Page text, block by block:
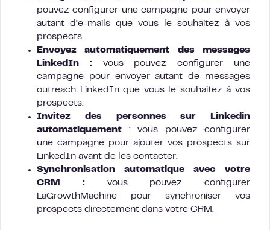
pouvez configurer une campagne pour envoyer
autant d’e-mails que vous le souhaitez à vos
prospects.
Envoyez automatiquement des messages
LinkedIn :vous pouvez configurer une
campagne pour envoyer autant de messages
outreach LinkedIn que vous le souhaitez à vos
prospects.
Invitez des personnes sur Linkedin
automatiquement : vous pouvez configurer
une campagne pour ajouter vos prospects sur
LinkedIn avant de les contacter.
Synchronisation automatique avec votre
CRM :vous pouvez configurer
LaGrowthMachine pour synchroniser vos
prospects directement dans votre CRM.